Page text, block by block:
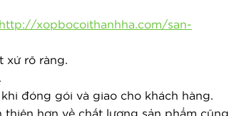
http://xopbocoithanhha.com/san-
xứ rõ ràng.
đóng gói và giao cho khách hàng.